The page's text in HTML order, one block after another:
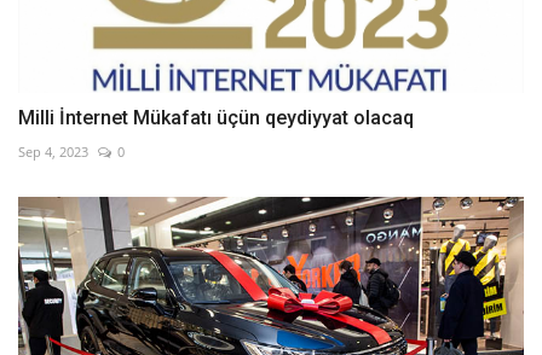
Milli İnternet Mükafatı üçün qeydiyyat olacaq
Sep 4, 2023 0